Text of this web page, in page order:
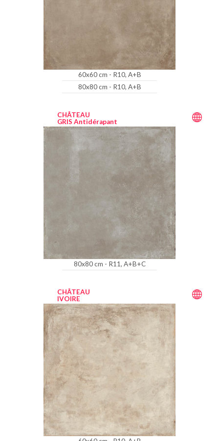
60x60 cm - R10, A+B
80x80 cm - R10, A+B
CHÂTEAU
GRIS Antidérapant
80x80 cm - R11, A+B+C
CHÂTEAU
IVOIRE